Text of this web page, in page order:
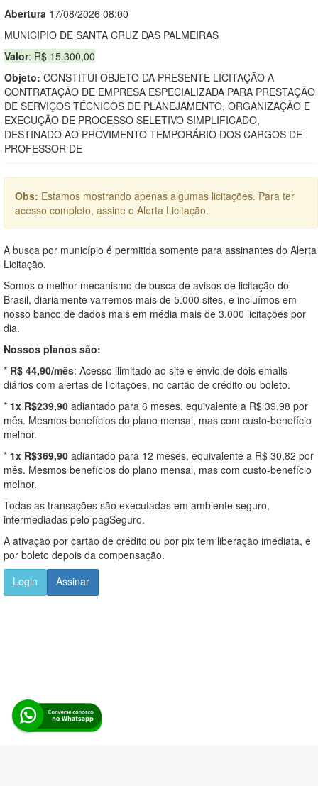
Abertura 17/08/2026 08:00
MUNICIPIO DE SANTA CRUZ DAS PALMEIRAS
Valor: R$ 15.300,00
Objeto: CONSTITUI OBJETO DA PRESENTE LICITAÇÃO A
CONTRATAÇÃO DE EMPRESA ESPECIALIZADA PARA PRESTAÇÃO
DE SERVIÇOS TÉCNICOS DE PLANEJAMENTO, ORGANIZAÇÃO E
EXECUÇÃO DE PROCESSO SELETIVO SIMPLIFICADO,
DESTINADO AO PROVIMENTO TEMPORÁRIO DOS CARGOS DE
PROFESSOR DE
Obs: Estamos mostrando apenas algumas licitações. Para ter
acesso completo, assine o Alerta Licitação.
A busca por município é permitida somente para assinantes do Alerta
Licitação.
Somos o melhor mecanismo de busca de avisos de licitação do
Brasil, diariamente varremos mais de 5.000 sites, e incluímos em
nosso banco de dados mais em média mais de 3.000 licitações por
dia.
Nossos planos são:
* R$ 44,90/mês: Acesso ilimitado ao site e envio de dois emails
diários com alertas de licitações, no cartão de crédito ou boleto.
* 1x R$239,90 adiantado para 6 meses, equivalente a R$ 39,98 por
mês. Mesmos benefícios do plano mensal, mas com custo-benefício
melhor.
* 1x R$369,90 adiantado para 12 meses, equivalente a R$ 30,82 por
mês. Mesmos benefícios do plano mensal, mas com custo-benefício
melhor.
Todas as transações são executadas em ambiente seguro,
intermediadas pelo pagSeguro.
A ativação por cartão de crédito ou por pix tem liberação imediata, e
por boleto depois da compensação.
Login
Assinar